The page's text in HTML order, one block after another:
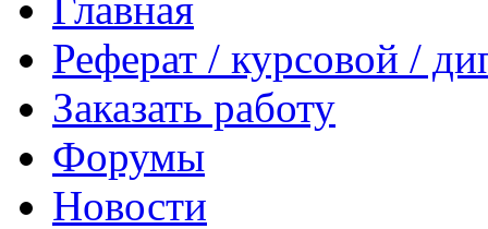
Главная
Реферат / курсовой /
Заказать работу
Форумы
Новости